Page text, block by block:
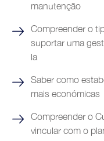
Indústria Química
Automobile sales
Oil industry
manutenção
Compreender o
suportar uma
la
Saber como
mais económicas
Compreender o
vincular com o